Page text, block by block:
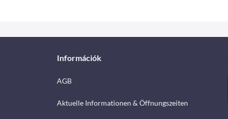
Információk
AGB
Aktuelle Informationen & Öffnungszeiten